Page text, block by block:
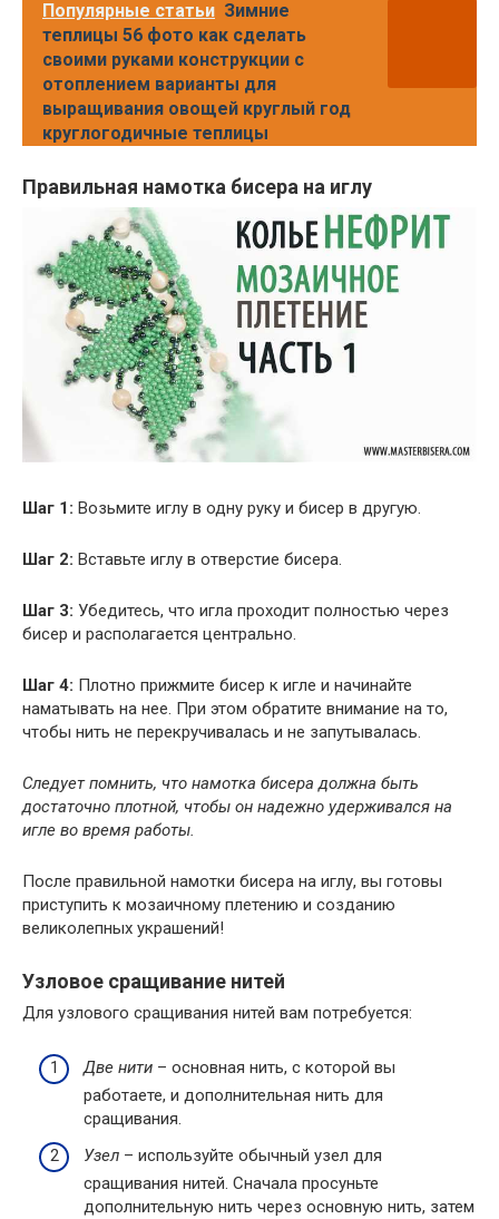
Популярные статьи Зимние
теплицы 56 фото как сделать
своими руками конструкции с
отоплением варианты для
выращивания овощей круглый год
круглогодичные теплицы
Правильная намотка бисера на иглу
Шаг 1: Возьмите иглу в одну руку и бисер в другую.
Шаг 2: Вставьте иглу в отверстие бисера.
Шаг 3: Убедитесь, что игла проходит полностью через
бисер и располагается центрально.
Шаг 4: Плотно прижмите бисер к игле и начинайте
наматывать на нее. При этом обратите внимание на то,
чтобы нить не перекручивалась и не запутывалась.
Следует помнить, что намотка бисера должна быть
достаточно плотной, чтобы он надежно удерживался на
игле во время работы.
После правильной намотки бисера на иглу, вы готовы
приступить к мозаичному плетению и созданию
великолепных украшений!
Узловое сращивание нитей
Для узлового сращивания нитей вам потребуется:
Две нити – основная нить, с которой вы
работаете, и дополнительная нить для
сращивания.
Узел – используйте обычный узел для
сращивания нитей. Сначала просуньте
дополнительную нить через основную нить, затем